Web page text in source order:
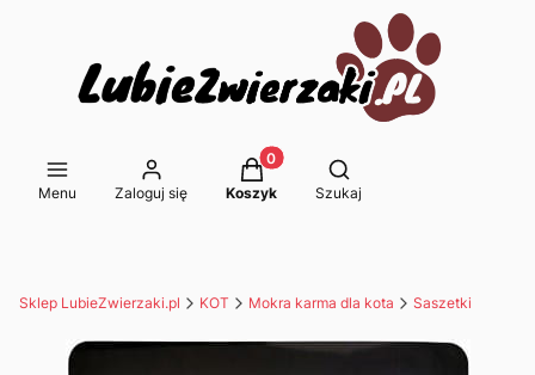
Menu Zaloguj się
Produkty w koszyku: 0. Zobacz
Koszyk
Otwórz wyszukiwarkę
Szukaj
Sklep LubieZwierzaki.pl KOT Mokra karma dla kota Saszetki